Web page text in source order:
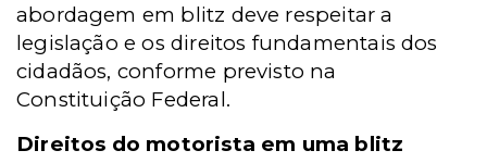
abordagem em blitz deve respeitar a
legislação e os direitos fundamentais dos
cidadãos, conforme previsto na
Constituição Federal.
Direitos do motorista em uma blitz